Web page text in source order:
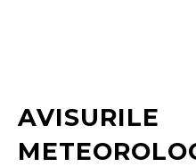
AVISURILE